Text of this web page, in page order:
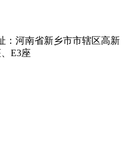
：河南省新乡市市辖区高新
E3座